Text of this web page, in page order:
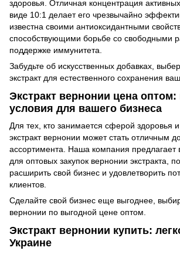
здоровья. Отличная концентрация
виде 10:1 делает его чрезвычайно
известна своими антиоксидантными
способствующими борьбе со свободными
поддержке иммунитета.
Забудьте об искусственных добавках,
экстракт для естественного сохранения
Экстракт вернонии цена
условия для вашего бизнеса
Для тех, кто занимается сферой здоровья
экстракт вернонии может стать отличным
ассортимента. Наша компания предлагает
для оптовых закупок вернонии экстракта,
расширить свой бизнес и удовлетворить
клиентов.
Сделайте свой бизнес еще выгоднее,
вернонии по выгодной цене оптом.
Экстракт вернонии купить:
Украине